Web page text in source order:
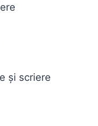
și scriere